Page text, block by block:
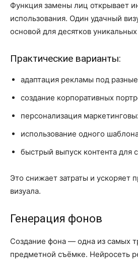
Функция замены лиц открывает
использования. Один удачный
основой для десятков
Практические варианты:
адаптация рекламы под
создание корпоративных
персонализация
использование одного
быстрый выпуск контента для
Это снижает затраты и ускоряет
визуала.
Генерация фонов
Создание фона — одна из самых
предметной съёмке. Нейросеть